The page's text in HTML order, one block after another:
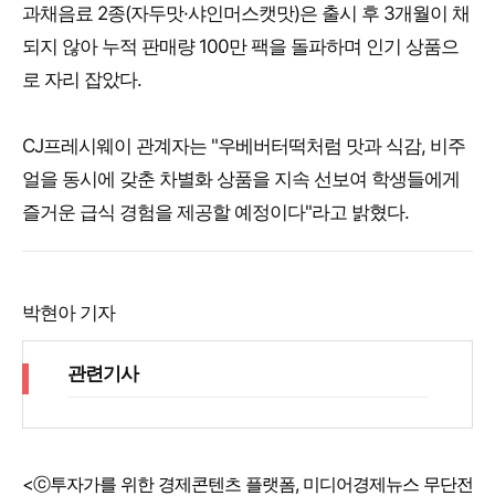
과채음료 2종(자두맛·샤인머스캣맛)은 출시 후 3개월이 채
되지 않아 누적 판매량 100만 팩을 돌파하며 인기 상품으
로 자리 잡았다.
CJ프레시웨이 관계자는 "우베버터떡처럼 맛과 식감, 비주
얼을 동시에 갖춘 차별화 상품을 지속 선보여 학생들에게
즐거운 급식 경험을 제공할 예정이다"라고 밝혔다.
박현아 기자
관련기사
<ⓒ투자가를 위한 경제콘텐츠 플랫폼, 미디어경제뉴스 무단전